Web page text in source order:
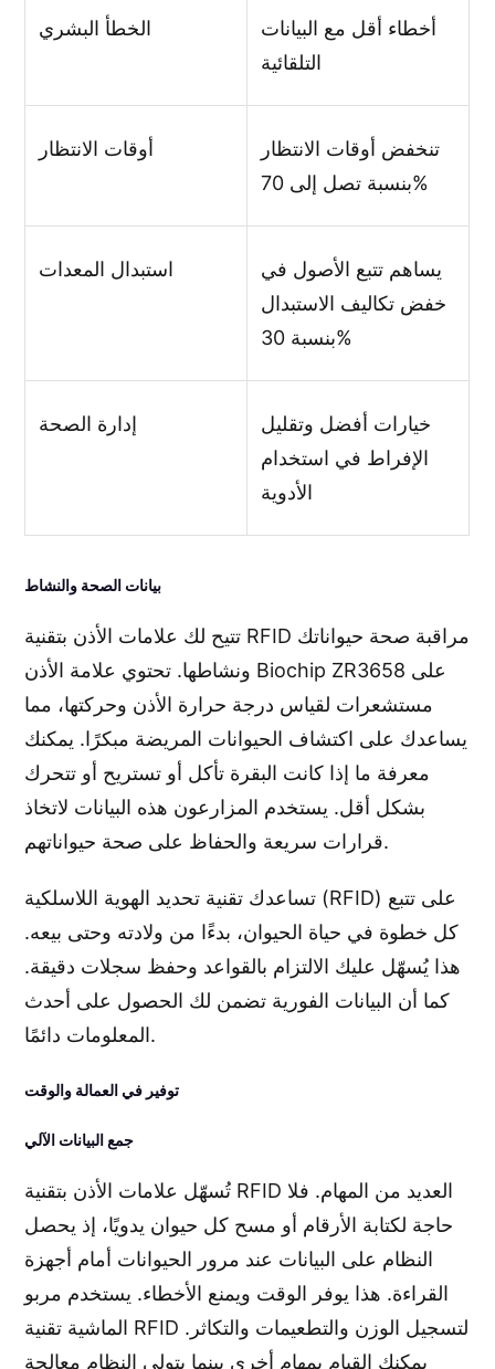
الخطأ البشري
أخطاء أقل مع البيانات
التلقائية
أوقات الانتظار
تنخفض أوقات الانتظار
بنسبة تصل إلى 70%
استبدال المعدات
يساهم تتبع الأصول في
خفض تكاليف الاستبدال
بنسبة 30%
إدارة الصحة
خيارات أفضل وتقليل
الإفراط في استخدام
الأدوية
بيانات الصحة والنشاط
تتيح لك علامات الأذن بتقنية RFID مراقبة صحة حيواناتك
ونشاطها. تحتوي علامة الأذن Biochip ZR3658 على
مستشعرات لقياس درجة حرارة الأذن وحركتها، مما
يساعدك على اكتشاف الحيوانات المريضة مبكرًا. يمكنك
معرفة ما إذا كانت البقرة تأكل أو تستريح أو تتحرك
بشكل أقل. يستخدم المزارعون هذه البيانات لاتخاذ
قرارات سريعة والحفاظ على صحة حيواناتهم.
تساعدك تقنية تحديد الهوية اللاسلكية (RFID) على تتبع
كل خطوة في حياة الحيوان، بدءًا من ولادته وحتى بيعه.
هذا يُسهّل عليك الالتزام بالقواعد وحفظ سجلات دقيقة.
كما أن البيانات الفورية تضمن لك الحصول على أحدث
المعلومات دائمًا.
توفير في العمالة والوقت
جمع البيانات الآلي
تُسهّل علامات الأذن بتقنية RFID العديد من المهام. فلا
حاجة لكتابة الأرقام أو مسح كل حيوان يدويًا، إذ يحصل
النظام على البيانات عند مرور الحيوانات أمام أجهزة
القراءة. هذا يوفر الوقت ويمنع الأخطاء. يستخدم مربو
الماشية تقنية RFID لتسجيل الوزن والتطعيمات والتكاثر.
يمكنك القيام بمهام أخرى بينما يتولى النظام معالجة